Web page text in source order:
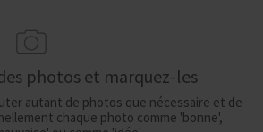
photos et marquez-les
autant de photos que nécessaire et de
chaque photo comme 'bonne',